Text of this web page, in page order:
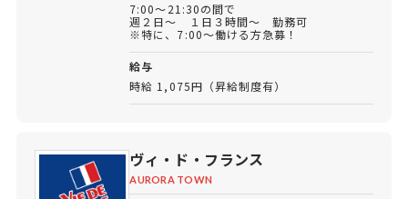
7:00～21:30の間で
週２日～ １日３時間～ 勤務可
※特に、7:00～働ける方急募！
給与
時給 1,075円（昇給制度有）
ヴィ・ド・フランス
AURORA TOWN